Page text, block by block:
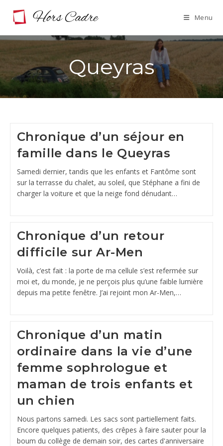
Menu
Queyras
Chronique d’un séjour en
famille dans le Queyras
Samedi dernier, tandis que les enfants et Fantôme sont
sur la terrasse du chalet, au soleil, que Stéphane a fini de
charger la voiture et que la neige fond dénudant…
Chronique d’un retour
difficile sur Ar-Men
Voilà, c’est fait : la porte de ma cellule s’est refermée sur
moi et, du monde, je ne perçois plus qu’une faible lumière
depuis ma petite fenêtre. J’ai rejoint mon Ar-Men,…
Chronique d’un matin
ordinaire dans la vie d’une
femme sophrologue et
maman de trois enfants et
un chien
Nous partons samedi. Les sacs sont partiellement faits.
Encore quelques patients, des crêpes à faire sauter pour la
boum du collège de demain soir, des cartes d'anniversaire